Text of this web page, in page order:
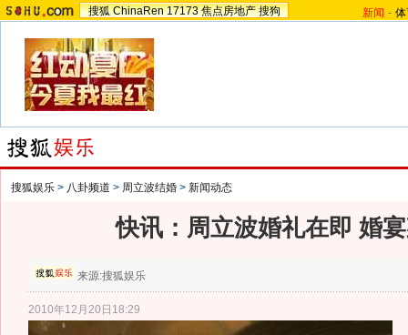
搜狐 ChinaRen 17173 焦点房地产 搜狗 新闻 -
搜狐娱乐 > 八卦频道 > 周立波结婚 > 新闻动态
快讯：周立波婚礼在即 婚
来源:搜狐娱乐
2010年12月20日18:29